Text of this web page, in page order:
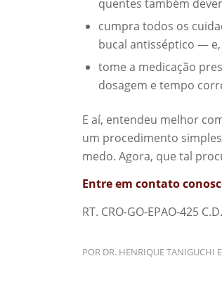
quentes também
cumpra todos os
bucal antisséptico —
tome a medicação
dosagem e tempo
E aí, entendeu melhor
um procedimento
medo. Agora, que tal
Entre em contato
RT. CRO-GO-EPAO-425 C.D.
POR DR. HENRIQUE TANIGUCHI